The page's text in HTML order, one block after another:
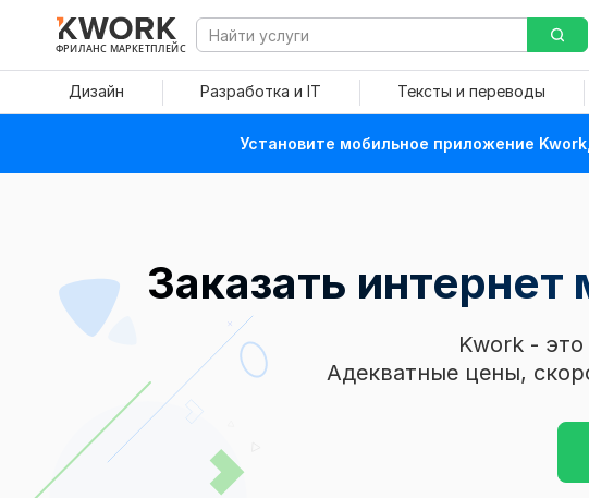
ФРИЛАНС МАРКЕТПЛЕЙС
Дизайн Разработка и IT Тексты и переводы
Установите мобильное приложение
Заказать интернет
Kwork -
Адекватные цены,